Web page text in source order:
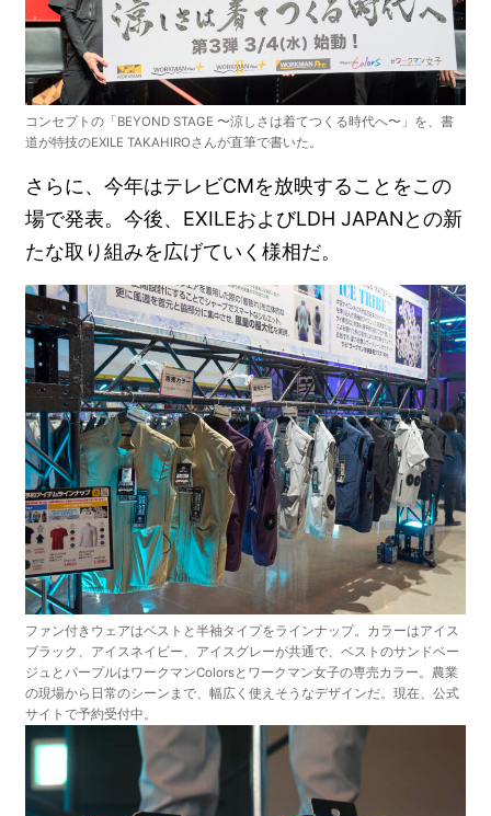
コンセプトの「BEYOND STAGE 〜涼しさは着てつくる時代へ〜」を、書
道が特技のEXILE TAKAHIROさんが直筆で書いた。
さらに、今年はテレビCMを放映することをこの
場で発表。今後、EXILEおよびLDH JAPANとの新
たな取り組みを広げていく様相だ。
ファン付きウェアはベストと半袖タイプをラインナップ。カラーはアイス
ブラック、アイスネイビー、アイスグレーが共通で、ベストのサンドベー
ジュとパープルはワークマンColorsとワークマン女子の専売カラー。農業
の現場から日常のシーンまで、幅広く使えそうなデザインだ。現在、公式
サイトで予約受付中。